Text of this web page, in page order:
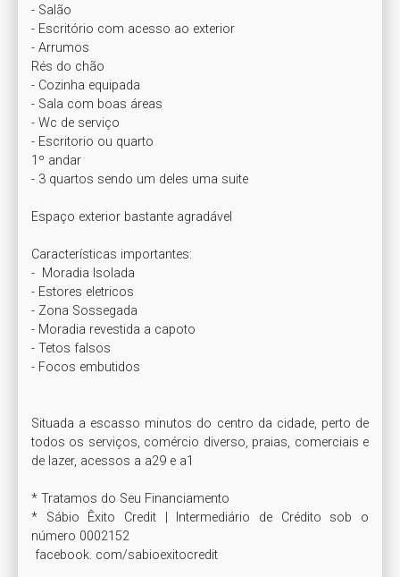
- Salão
- Escritório com acesso ao exterior
- Arrumos
Rés do chão
- Cozinha equipada
- Sala com boas áreas
- Wc de serviço
- Escritorio ou quarto
1º andar
- 3 quartos sendo um deles uma suite
Espaço exterior bastante agradável
Características importantes:
-  Moradia Isolada
- Estores eletricos
- Zona Sossegada
- Moradia revestida a capoto
- Tetos falsos
- Focos embutidos
Situada a escasso minutos do centro da cidade, perto de
todos os serviços, comércio diverso, praias, comerciais e
de lazer, acessos a a29 e a1
* Tratamos do Seu Financiamento
* Sábio Êxito Credit | Intermediário de Crédito sob o
número 0002152